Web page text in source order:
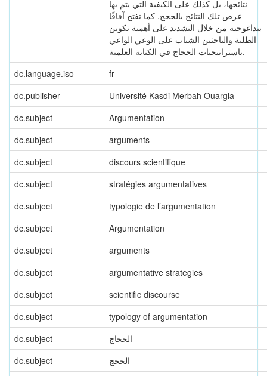
نتائجها، بل كذلك على الكيفية التي يتم بها
عرض تلك النتائج بالحجج. كما تفتح آفاقًا
بيداغوجية من خلال التشديد على أهمية تكوين
الطلبة والباحثين الشباب على الوعي الواعي
باستراتيجيات الحجاج في الكتابة العلمية.
dc.language.iso
fr
dc.publisher
Université Kasdi Merbah Ouargla
dc.subject
Argumentation
dc.subject
arguments
dc.subject
discours scientifique
dc.subject
stratégies argumentatives
dc.subject
typologie de l’argumentation
dc.subject
Argumentation
dc.subject
arguments
dc.subject
argumentative strategies
dc.subject
scientific discourse
dc.subject
typology of argumentation
dc.subject
الحجاج
dc.subject
الحجج